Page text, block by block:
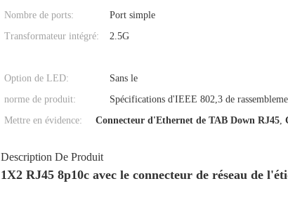
Nombre de ports:
Port simple
Transformateur intégré:
2.5G
Option de LED: Sans le
norme de produit:
Spécifications d'IEEE 802,3 de
Mettre en évidence:
Connecteur d'Ethernet de TAB Down RJ45,
Description De Produit
1X2 RJ45 8p10c avec le connecteur de réseau de